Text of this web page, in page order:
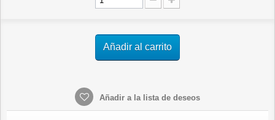
Añadir al carrito
Añadir a la lista de deseos